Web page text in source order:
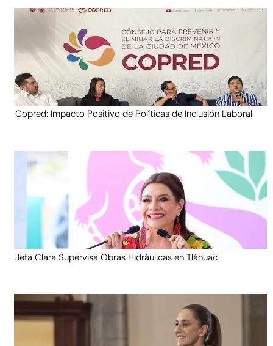
Copred: Impacto Positivo de Políticas de Inclusión Laboral
Jefa Clara Supervisa Obras Hidráulicas en Tláhuac